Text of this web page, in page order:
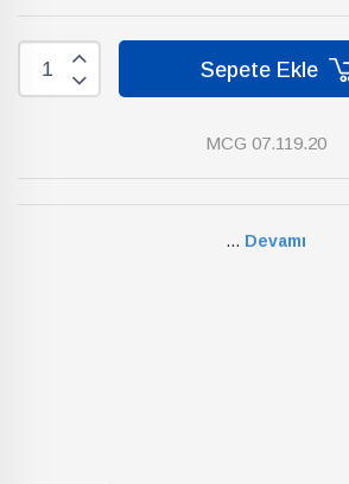
Sepete Ekle
MCG 07.119.20
... Devamı